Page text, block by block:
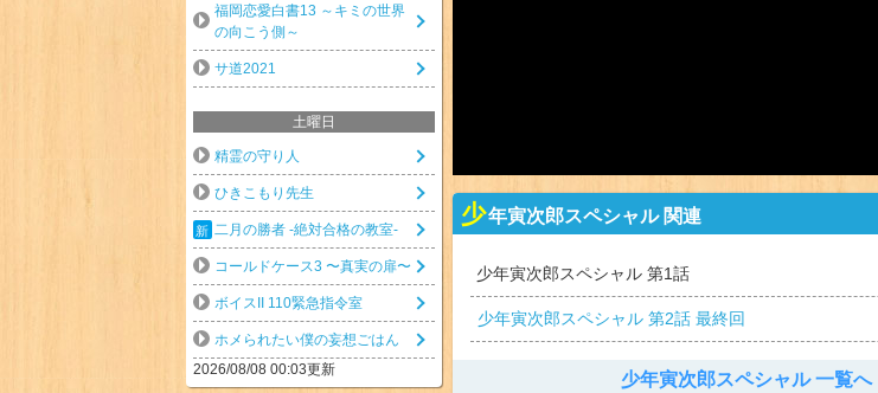
少年寅次郎スペシャル 関連
少年寅次郎スペシャル 第1話
少年寅次郎スペシャル 第2話 最終回
少年寅次郎スペシャル 一覧へ
福岡恋愛白書13 ～キミの世界
の向こう側～
サ道2021
土曜日
精霊の守り人
ひきこもり先生
二月の勝者 -絶対合格の教室-
コールドケース3 〜真実の扉〜
ボイスII 110緊急指令室
ホメられたい僕の妄想ごはん
2026/08/08 00:03更新